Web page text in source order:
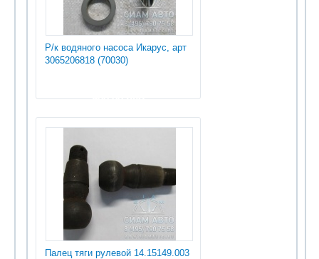
Р/к водяного насоса Икарус, арт
3065206818 (70030)
900.00 руб
Палец тяги рулевой 14.15149.003